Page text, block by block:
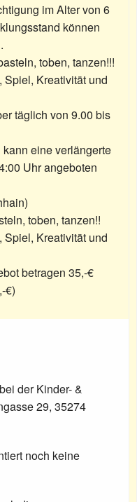
im Alter von 6
können
toben, tanzen!!!
Kreativität und
täglich von 9.00 bis
eine verlängerte
Uhr angeboten
toben, tanzen!!
Kreativität und
betragen 35,-€
€)
der Kinder- &
29, 35274
noch keine